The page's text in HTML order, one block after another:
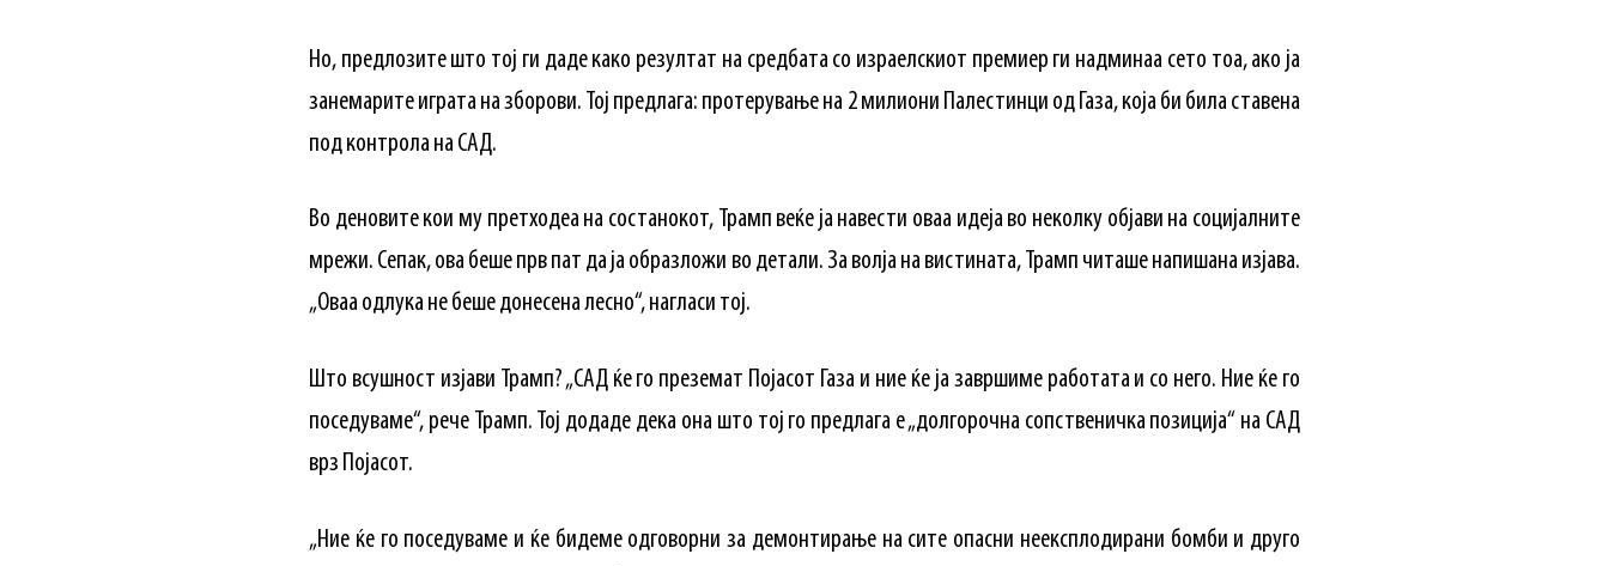
Но, предлозите што тој ги даде како резултат на средбата со израелскиот премиер ги надминаа сето тоа, ако ја
занемарите играта на зборови. Тој предлага: протерување на 2 милиони Палестинци од Газа, која би била ставена
под контрола на САД.
Во деновите кои му претходеа на состанокот, Трамп веќе ја навести оваа идеја во неколку објави на социјалните
мрежи. Сепак, ова беше прв пат да ја образложи во детали. За волја на вистината, Трамп читаше напишана изјава.
„Оваa одлука не беше донесена лесно“, нагласи тој.
Што всушност изјави Трамп? „САД ќе го преземат Појасот Газа и ние ќе ја завршиме работата и со него. Ние ќе го
поседуваме“, рече Трамп. Тој додаде дека она што тој го предлага е „долгорочна сопственичка позиција“ на САД
врз Појасот.
„Ние ќе го поседуваме и ќе бидеме одговорни за демонтирање на сите опасни неексплодирани бомби и друго